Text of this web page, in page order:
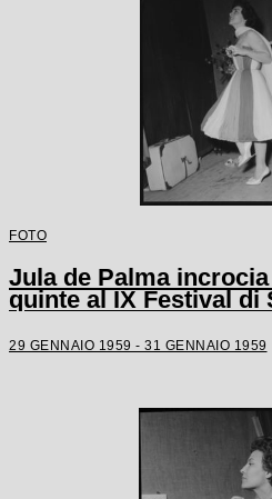
FOTO
Jula de Palma
quinte al IX Festival di
29 GENNAIO 1959 - 31 GENNAIO 1959